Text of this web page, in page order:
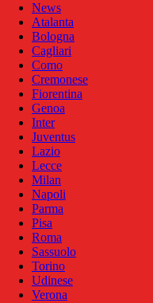
News
Atalanta
Bologna
Cagliari
Como
Cremonese
Fiorentina
Genoa
Inter
Juventus
Lazio
Lecce
Milan
Napoli
Parma
Pisa
Roma
Sassuolo
Torino
Udinese
Verona